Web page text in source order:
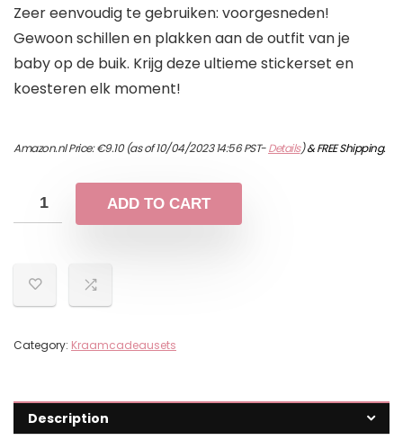
Zeer eenvoudig te gebruiken: voorgesneden!
Gewoon schillen en plakken aan de outfit van je
baby op de buik. Krijg deze ultieme stickerset en
koesteren elk moment!
Amazon.nl Price:€9.10(as of 10/04/2023 14:56 PST-Details)&FREE Shipping.
ADD TO CART
Category: Kraamcadeausets
Description